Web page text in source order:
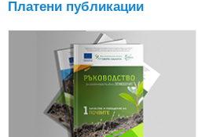
Платени публикации